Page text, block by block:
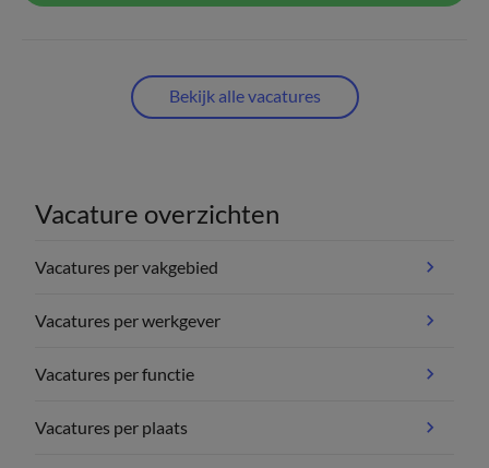
Bekijk alle vacatures
Vacature overzichten
Vacatures per vakgebied
Vacatures per werkgever
Vacatures per functie
Vacatures per plaats